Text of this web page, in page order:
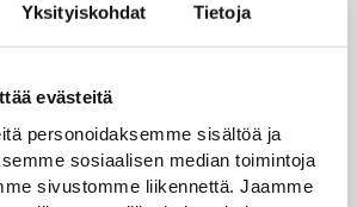
Yksityiskohdat Tietoja
evästeitä
personoidaksemme sisältöä ja
sosiaalisen median toimintoja
sivustomme liikennettä. Jaamme